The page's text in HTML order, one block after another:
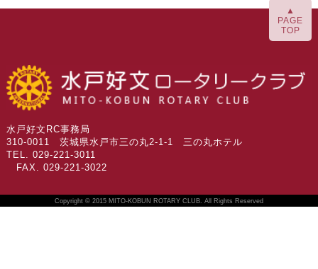
▲
PAGE
TOP
水戸好文RC事務局
310-0011 茨城県水戸市三の丸2-1-1 三の丸ホテル
TEL. 029-221-3011
FAX. 029-221-3022
Copyright © 2015 MITO-KOBUN ROTARY CLUB. All Rights Reserved